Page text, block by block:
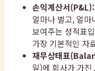
손익계산서(P&L):
얼마나 벌고, 얼
보여주는 성적표
가장 기본적인 자
재무상태표
일)에 회사가 가